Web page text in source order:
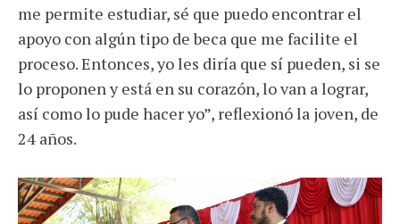
me permite estudiar, sé que puedo encontrar el
apoyo con algún tipo de beca que me facilite el
proceso. Entonces, yo les diría que sí pueden, si se
lo proponen y está en su corazón, lo van a lograr,
así como lo pude hacer yo”, reflexionó la joven, de
24 años.